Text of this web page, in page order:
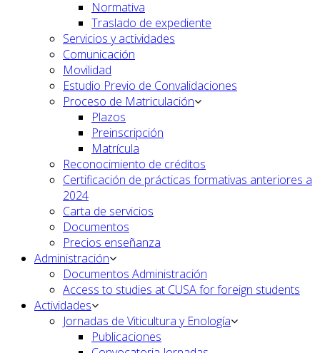
Normativa
Traslado de expediente
Servicios y actividades
Comunicación
Movilidad
Estudio Previo de Convalidaciones
Proceso de Matriculación
Plazos
Preinscripción
Matrícula
Reconocimiento de créditos
Certificación de prácticas formativas anteriores a
2024
Carta de servicios
Documentos
Precios enseñanza
Administración
Documentos Administración
Access to studies at CUSA for foreign students
Actividades
Jornadas de Viticultura y Enología
Publicaciones